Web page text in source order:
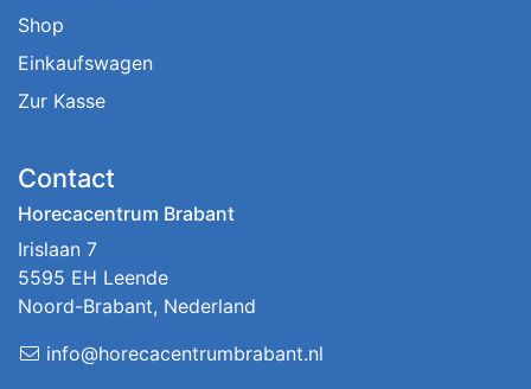
Shop
Einkaufswagen
Zur Kasse
Contact
Horecacentrum Brabant
Irislaan 7
5595 EH Leende
Noord-Brabant, Nederland
info@horecacentrumbrabant.nl